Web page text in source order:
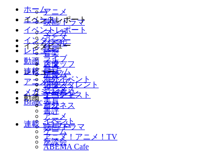
アニメ
映画/ドラマ
マンガ
ノベル
音楽
声優
ゲーム
グッズ
イベント
海外
イベントレポート
アニメ
映画
ライブ
舞台
海外イベント
ビジネス
インタビュー
スタッフ
声優
俳優・タレント
アーティスト
ビジネス
レビュー
アニメ
実写
書評
イベント
ゲーム
座談会
動画
アニメ
映画/ドラマ
アニメ！アニメ！TV
ABEMA Cafe
連載・コラム
ホーム
ニュース
イベントレポート
インタビュー
レビュー
動画
連載・コラム
アニメディア
メガミマガジン
Branc